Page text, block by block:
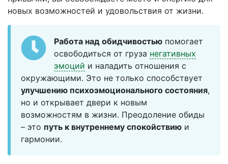
новых возможностей и удовольствия от жизни.
Работа над обидчивостью помогает
освободиться от груза негативных
эмоций и наладить отношения с
окружающими. Это не только способствует
улучшению психоэмоционального состояния,
но и открывает двери к новым
возможностям в жизни. Преодоление обиды
– это путь к внутреннему спокойствию и
гармонии.